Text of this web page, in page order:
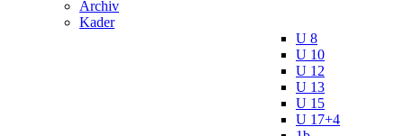
Archiv
Kader
U 8
U 10
U 12
U 13
U 15
U 17+4